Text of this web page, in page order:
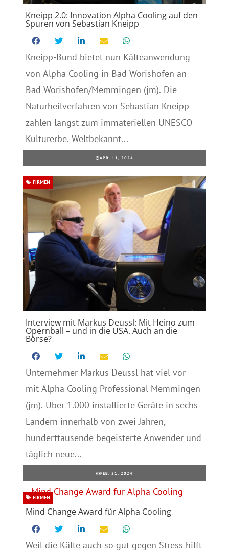
Kneipp 2.0: Innovation Alpha Cooling auf den
Spuren von Sebastian Kneipp
Kneipp-Bund bietet nun Kälteanwendung
von Alpha Cooling in Bad Wörishofen an
Bad Wörishofen/Memmingen (jm). Die
Naturheilverfahren von Sebastian Kneipp
zählen längst zum immateriellen UNESCO-
Kulturerbe. Weltbekannt...
APR. 11, 2024
Interview mit Markus Deussl: Mit Heino zum
Opernball – und in die USA. Auch an die
Börse?
FIRMEN
Unternehmer Markus Deussl hat viel vor –
mit Alpha Cooling Professional Memmingen
(jm). Über 1.000 installierte Geräte in sechs
Ländern innerhalb von zwei Jahren,
hunderttausende begeisterte Anwender und
täglich neue...
FEB. 21, 2024
Mind Change Award für Alpha Cooling
FIRMEN
Weil die Kälte auch so gut gegen Stress hilft